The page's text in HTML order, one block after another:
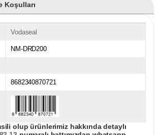
Koşulları
Vodaseal
NM-DRD200
8682340870721
olup ürünlerimiz hakkında detaylı